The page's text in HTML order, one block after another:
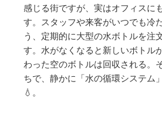
感じる街ですが、実はオフィスに
す。スタッフや来客がいつでも冷
う、定期的に大型の水ボトルを注
す。水がなくなると新しいボトル
わった空のボトルは回収される。
ちで、静かに「水の循環システム
💧。